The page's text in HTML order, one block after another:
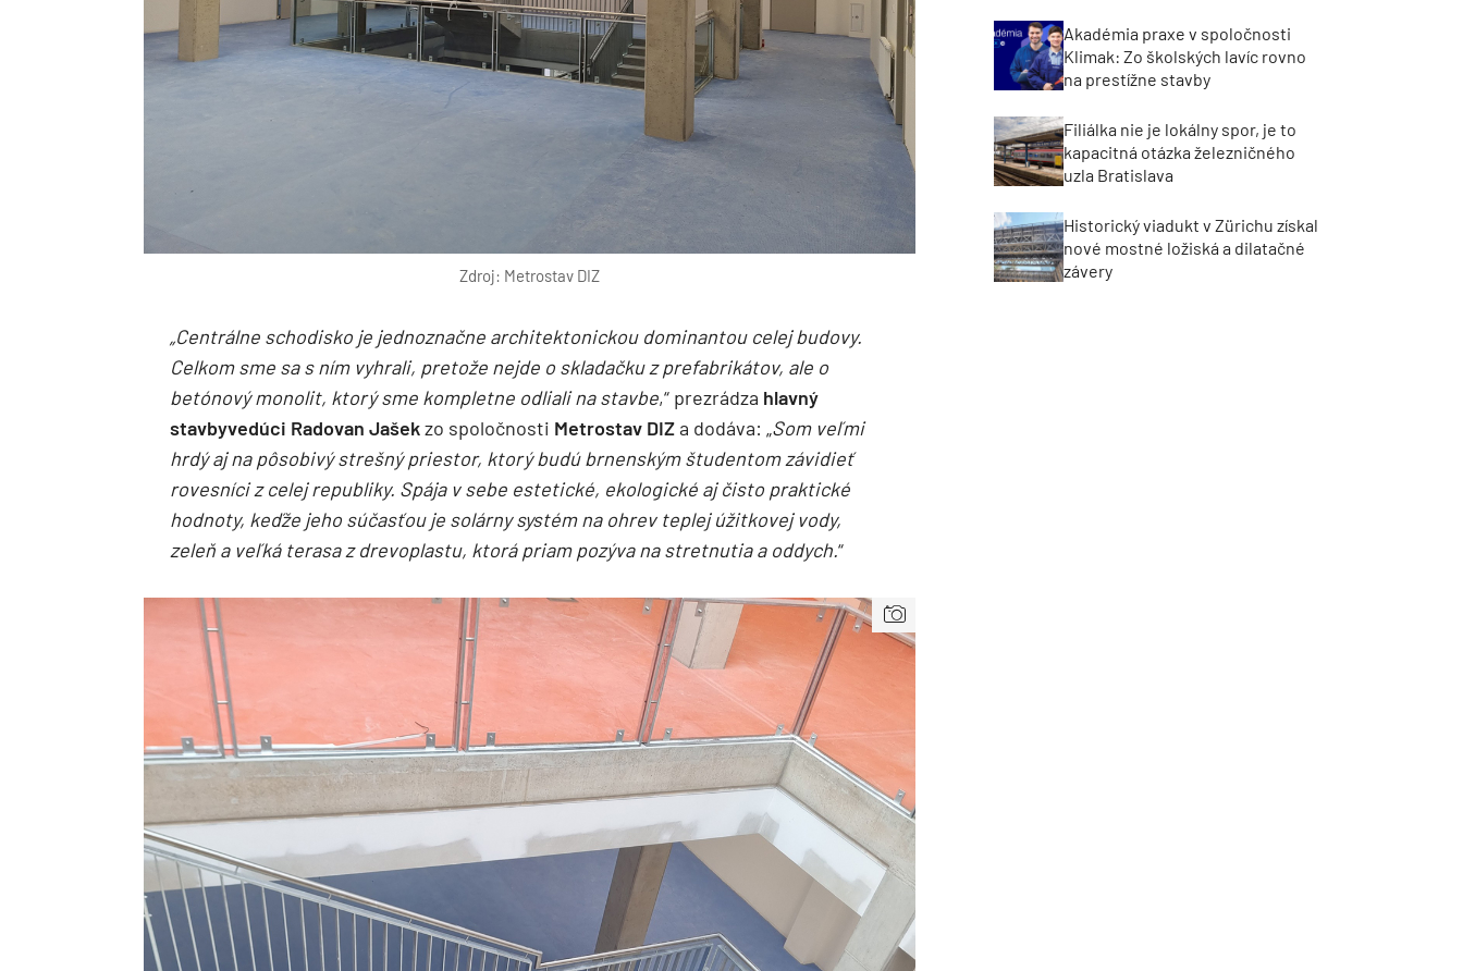
Zdroj: Metrostav DIZ
„Centrálne schodisko je jednoznačne architektonickou dominantou celej budovy.
Celkom sme sa s ním vyhrali, pretože nejde o skladačku z prefabrikátov, ale o
betónový monolit, ktorý sme kompletne odliali na stavbe,“ prezrádza hlavný
stavbyvedúci Radovan Jašekzo spoločnosti Metrostav DIZa dodáva: „Som veľmi
hrdý aj na pôsobivý strešný priestor, ktorý budú brnenským študentom závidieť
rovesníci z celej republiky. Spája v sebe estetické, ekologické aj čisto praktické
hodnoty, keďže jeho súčasťou je solárny systém na ohrev teplej úžitkovej vody,
zeleň a veľká terasa z drevoplastu, ktorá priam pozýva na stretnutia a oddych.“
Akadémia praxe v spoločnosti
Klimak: Zo školských lavíc rovno
na prestížne stavby
Filiálka nie je lokálny spor, je to
kapacitná otázka železničného
uzla Bratislava
Historický viadukt v Zürichu získal
nové mostné ložiská a dilatačné
závery